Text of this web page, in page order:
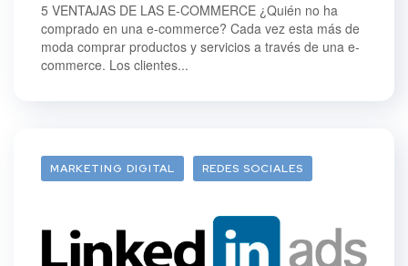
5 VENTAJAS DE LAS E-COMMERCE ¿Quién no ha
comprado en una e-commerce? Cada vez esta más de
moda comprar productos y servicios a través de una e-
commerce. Los clientes...
MARKETING DIGITAL REDES SOCIALES